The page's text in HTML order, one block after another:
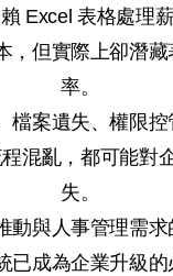
Excel 表格處理
，但實際上卻潛
率。
檔案遺失、權限控
混亂，都可能對
失。
動與人事管理需
已成為企業升級的